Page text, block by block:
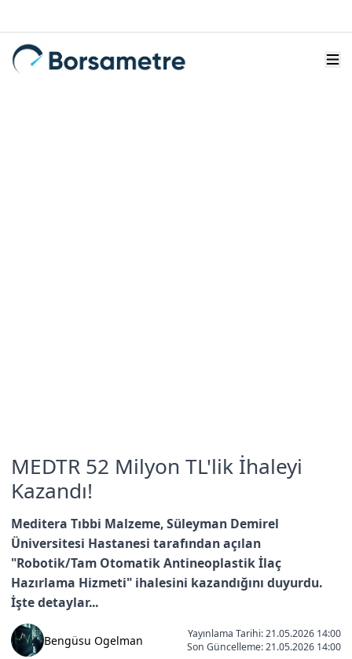
MEDTR 52 Milyon TL'lik İhaleyi
Kazandı!
Meditera Tıbbi Malzeme, Süleyman Demirel
Üniversitesi Hastanesi tarafından açılan
"Robotik/Tam Otomatik Antineoplastik İlaç
Hazırlama Hizmeti" ihalesini kazandığını duyurdu.
İşte detaylar...
Bengüsu Ogelman
Yayınlama Tarihi: 21.05.2026 14:00
Son Güncelleme:21.05.2026 14:00